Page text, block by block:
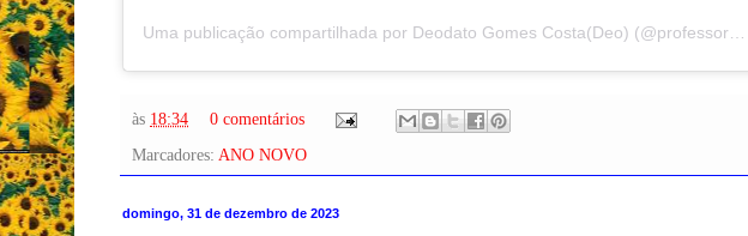
às 18:34
0 comentários
Marcadores: ANO NOVO
domingo, 31 de dezembro de 2023